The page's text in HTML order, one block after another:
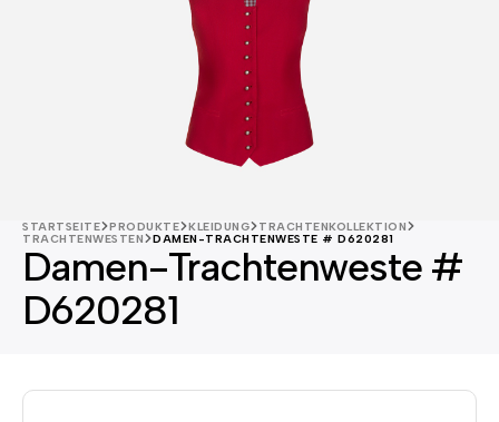
STARTSEITE PRODUKTE KLEIDUNG
TRACHTENKOLLEKTION
TRACHTENWESTEN
DAMEN-TRACHTENWESTE # D620281
Damen-Trachtenweste #
D620281